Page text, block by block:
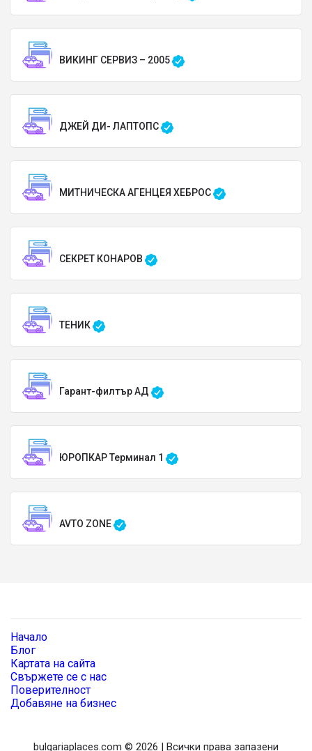
ВИКИНГ СЕРВИЗ – 2005
ДЖЕЙ ДИ- ЛАПТОПС
МИТНИЧЕСКА АГЕНЦЕЯ ХЕБРОС
СЕКРЕТ КОНАРОВ
ТЕНИК
Гарант-филтър АД
ЮРОПКАР Терминал 1
AVTO ZONE
Начало
Блог
Картата на сайта
Свържете се с нас
Поверителност
Добавяне на бизнес
bulgariaplaces.com © 2026 | Всички права запазени